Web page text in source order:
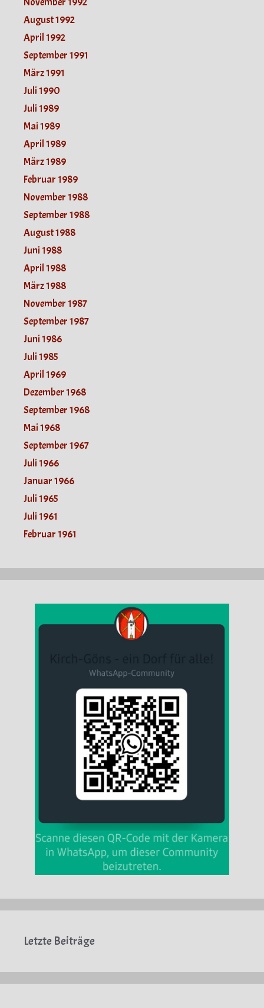
August 1992
April 1992
September 1991
März 1991
Juli 1990
Juli 1989
Mai 1989
April 1989
März 1989
Februar 1989
November 1988
September 1988
August 1988
Juni 1988
April 1988
März 1988
November 1987
September 1987
Juni 1986
Juli 1985
April 1969
Dezember 1968
September 1968
Mai 1968
September 1967
Juli 1966
Januar 1966
Juli 1965
Juli 1961
Februar 1961
Letzte Beiträge